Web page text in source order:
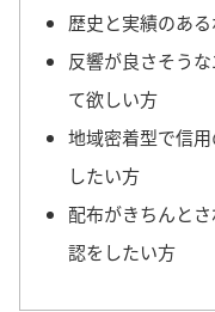
歴史と実績のあ
反響が良さそう
て欲しい方
地域密着型で信
したい方
配布がきちんと
認をしたい方